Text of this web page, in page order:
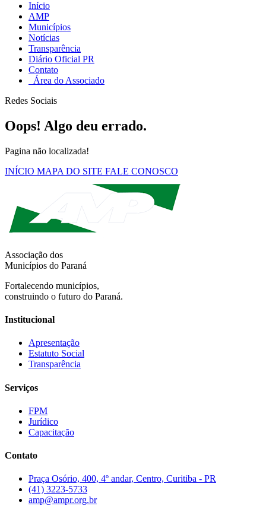
Início
AMP
Municípios
Notícias
Transparência
Diário Oficial PR
Contato
Área do Associado
Redes Sociais
Oops! Algo deu errado.
Pagina não localizada!
INÍCIO MAPA DO SITE FALE CONOSCO
Associação dos
Municípios do Paraná
Fortalecendo municípios,
construindo o futuro do Paraná.
Institucional
Apresentação
Estatuto Social
Transparência
Serviços
FPM
Jurídico
Capacitação
Contato
Praça Osório, 400, 4º andar, Centro, Curitiba - PR
(41) 3223-5733
amp@ampr.org.br